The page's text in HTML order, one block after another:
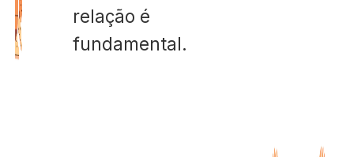
relação é
fundamental.